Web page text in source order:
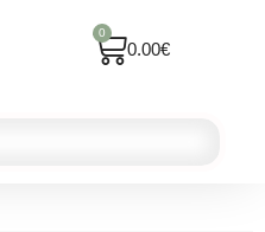
0.00€
0